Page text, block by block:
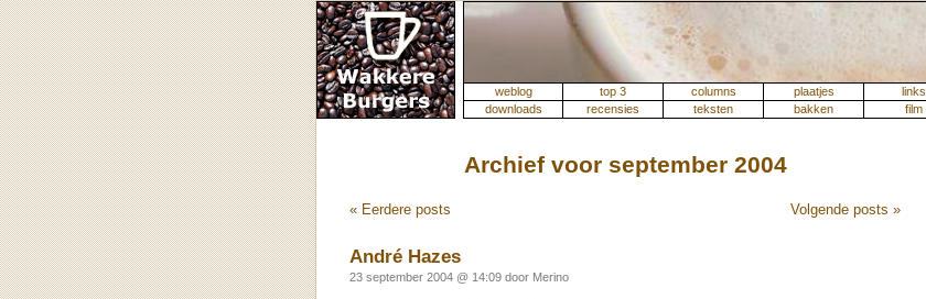
weblog top 3 columns plaatjes links
downloads
recensies teksten bakken film
Archief voor september 2004
« Eerdere posts Volgende posts »
André Hazes
23 september 2004 @ 14:09 door Merino